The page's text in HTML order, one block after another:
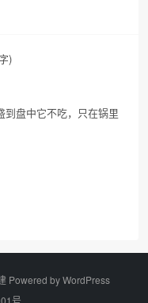
)
到盘中它不吃，只在锅里
Powered byWordPress
号